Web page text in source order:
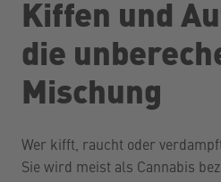
Kiffen und
die
Mischung
Wer kifft, raucht oder
Sie wird meist als Cannabis